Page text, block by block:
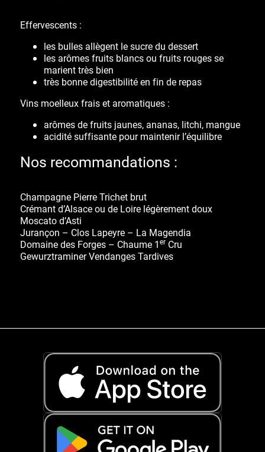
Effervescents :
les bullesallègent le sucre du dessert
les arômesfruits blancs ou fruits rougesse
marient très bien
très bonnedigestibilitéen fin de repas
Vins moelleux frais et aromatiques :
arômes de fruits jaunes, ananas, litchi, mangue
acidité suffisante pour maintenir l’équilibre
Nos recommandations :
Champagne Pierre Trichet brut
Crémant d’Alsace ou de Loire légèrement doux
Moscato d’Asti
Jurançon – Clos Lapeyre – La Magendia
Domaine des Forges – Chaume 1erCru
Gewurztraminer Vendanges Tardives